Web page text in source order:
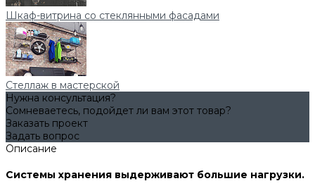
Шкаф-витрина со стеклянными фасадами
Стеллаж в мастерской
Нужна консультация?
Сомневаетесь, подойдет ли вам этот товар?
Заказать проект
Задать вопрос
Описание
Системы хранения выдерживают большие нагрузки.